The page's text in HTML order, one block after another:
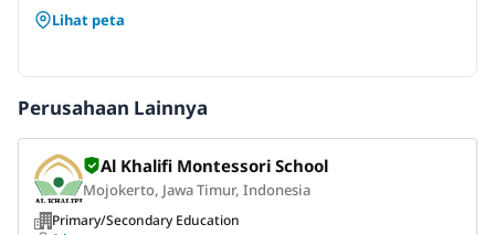
Lihat peta
Perusahaan Lainnya
Al Khalifi Montessori School
Mojokerto, Jawa Timur, Indonesia
Primary/Secondary Education